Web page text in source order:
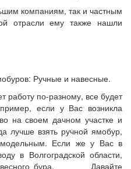
компаниям, так и частным
отрасли ему также нашли
Ручные и навесные.
работу по-разному, все будет
если у Вас возникла
на своем дачном участке и
лучше взять ручной ямобур,
Если же у Вас в
в Волгоградской области,
бура. Давайте